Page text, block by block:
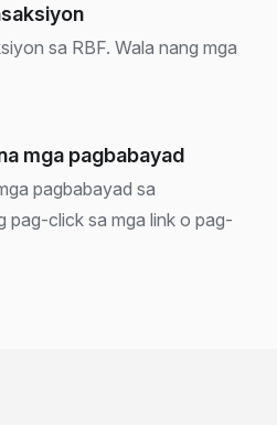
sa RBF. Wala nang mga
mga pagbabayad
pagbabayad sa
pag-click sa mga link o pag-